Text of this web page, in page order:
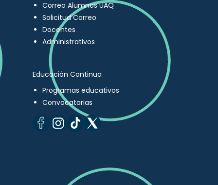
Correo Alumnos UAQ
Solicitud Correo
Docentes
Administrativos
Educación Continua
Programas educativos
Convocatorias